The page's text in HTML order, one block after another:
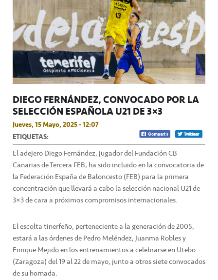
DIEGO FERNÁNDEZ, CONVOCADO POR LA
SELECCIÓN ESPAÑOLA U21 DE 3×3
Jueves, 15 Mayo, 2025 - 12:07
ETIQUETAS:
El adejero Diego Fernández, jugador del Fundación CB
Canarias de Tercera FEB, ha sido incluido en la convocatoria de
la Federación España de Baloncesto (FEB) para la primera
concentración que llevará a cabo la selección nacional U21 de
3×3 de cara a próximos compromisos internacionales.
El escolta tinerfeño, perteneciente a la generación de 2005,
estará a las órdenes de Pedro Meléndez, Juanma Robles y
Enrique Mejido en los entrenamientos a celebrarse en Utebo
(Zaragoza) del 19 al 22 de mayo, junto a otros siete convocados
de su hornada.